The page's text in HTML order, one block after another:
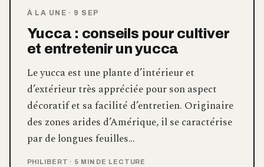
À LA UNE · 9 SEP
Yucca : conseils pour cultiver
et entretenir un yucca
Le yucca est une plante d’intérieur et
d’extérieur très appréciée pour son aspect
décoratif et sa facilité d’entretien. Originaire
des zones arides d’Amérique, il se caractérise
par de longues feuilles…
PHILIBERT · 5 MIN DE LECTURE